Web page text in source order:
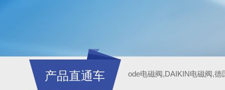
产品直通车 ode电磁阀,DAIKIN电磁阀,